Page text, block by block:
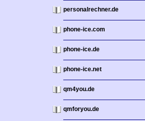
personalrechner.de
phone-ice.com
phone-ice.de
phone-ice.net
qm4you.de
qmforyou.de